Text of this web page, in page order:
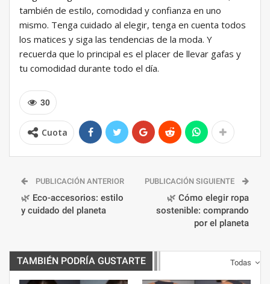
también de estilo, comodidad y confianza en uno
mismo. Tenga cuidado al elegir, tenga en cuenta todos
los matices y siga las tendencias de la moda. Y
recuerda que lo principal es el placer de llevar gafas y
tu comodidad durante todo el día.
30
Cuota
PUBLICACIÓN ANTERIOR
🌿 Eco-accesorios: estilo
y cuidado del planeta
PUBLICACIÓN SIGUIENTE
🌿 Cómo elegir ropa
sostenible: comprando
por el planeta
Todas
TAMBIÉN PODRÍA GUSTARTE